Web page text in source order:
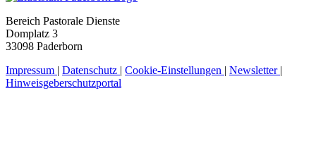
Bereich Pastorale Dienste
Domplatz 3
33098 Paderborn
Impressum | Datenschutz | Cookie-Einstellungen | Newsletter |
Hinweisgeberschutzportal